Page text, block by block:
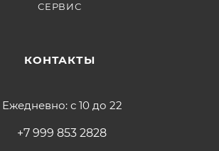
СЕРВИС
КОНТАКТЫ
Ежедневно: с 10 до 22
+7 999 853 2828